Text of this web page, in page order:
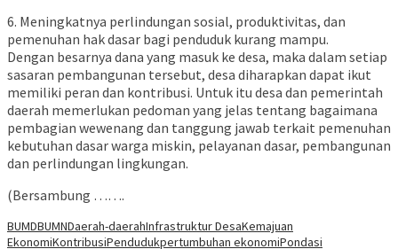
6. Meningkatnya perlindungan sosial, produktivitas, dan
pemenuhan hak dasar bagi penduduk kurang mampu.
Dengan besarnya dana yang masuk ke desa, maka dalam setiap
sasaran pembangunan tersebut, desa diharapkan dapat ikut
memiliki peran dan kontribusi. Untuk itu desa dan pemerintah
daerah memerlukan pedoman yang jelas tentang bagaimana
pembagian wewenang dan tanggung jawab terkait pemenuhan
kebutuhan dasar warga miskin, pelayanan dasar, pembangunan
dan perlindungan lingkungan.
(Bersambung …….
BUMDBUMNDaerah-daerahInfrastruktur DesaKemajuan
EkonomiKontribusiPendudukpertumbuhan ekonomiPondasi